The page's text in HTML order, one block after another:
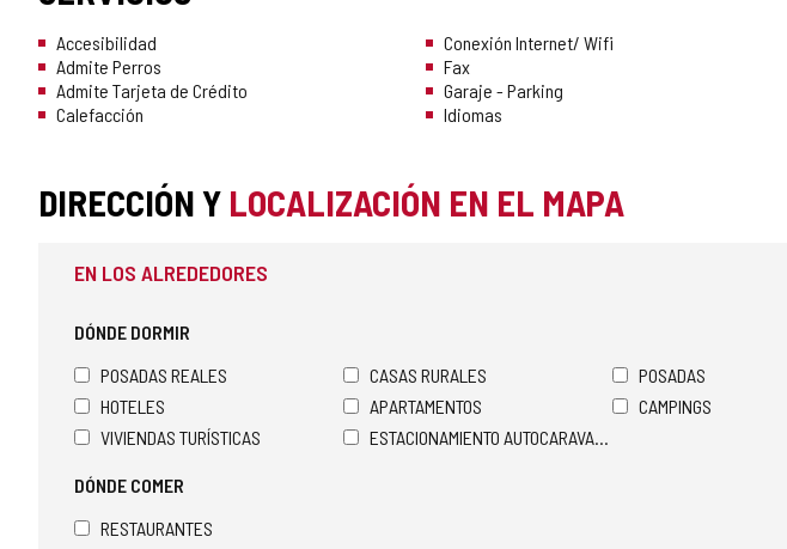
Accesibilidad
Admite Perros
Admite Tarjeta de Crédito
Calefacción
Conexión Internet/ Wifi
Fax
Garaje - Parking
Idiomas
DIRECCIÓN Y LOCALIZACIÓN EN EL MAPA
EN LOS ALREDEDORES
DÓNDE DORMIR
POSADAS REALES
CASAS RURALES POSADAS
HOTELES
APARTAMENTOS CAMPINGS
VIVIENDAS TURÍSTICAS
ESTACIONAMIENTO AUTOCARAVANAS
DÓNDE COMER
RESTAURANTES